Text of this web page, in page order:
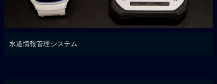
水道情報管理システム